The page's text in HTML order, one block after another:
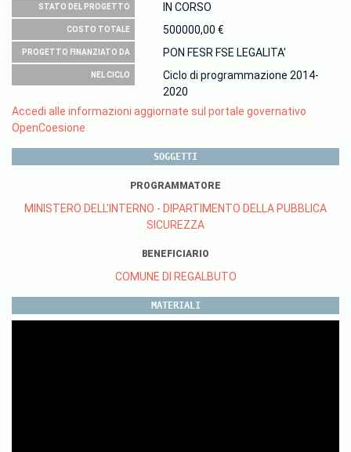
STATO DEL PROGETTO IN CORSO
COSTO TOTALE 500000,00 €
PROGETTO FINANZIATO DA PON FESR FSE LEGALITA'
NEL CICLO
Ciclo di programmazione 2014-
2020
Accedi alle informazioni aggiornate sul portale governativo
OpenCoesione
SOGGETTI
PROGRAMMATORE
MINISTERO DELL'INTERNO - DIPARTIMENTO DELLA PUBBLICA
SICUREZZA
BENEFICIARIO
COMUNE DI REGALBUTO
MATERIALI